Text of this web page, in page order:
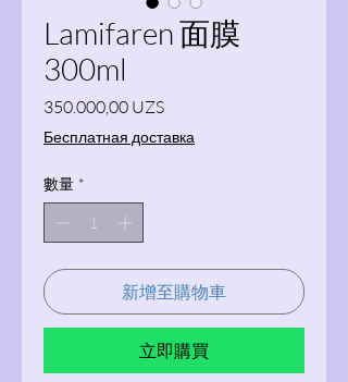
Lamifaren 面膜
300ml
350.000,00 UZS價格
Бесплатная доставка
數量 *
新增至購物車
立即購買